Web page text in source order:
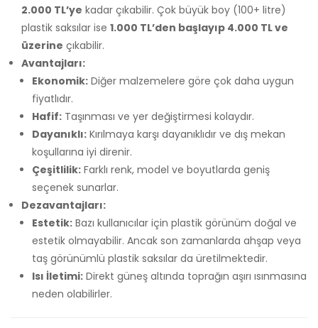
2.000 TL’ye kadar çıkabilir. Çok büyük boy (100+ litre)
plastik saksılar ise 1.000 TL’den başlayıp 4.000 TL ve
üzerine çıkabilir.
Avantajları:
Ekonomik: Diğer malzemelere göre çok daha uygun
fiyatlıdır.
Hafif: Taşınması ve yer değiştirmesi kolaydır.
Dayanıklı: Kırılmaya karşı dayanıklıdır ve dış mekan
koşullarına iyi direnir.
Çeşitlilik: Farklı renk, model ve boyutlarda geniş
seçenek sunarlar.
Dezavantajları:
Estetik: Bazı kullanıcılar için plastik görünüm doğal ve
estetik olmayabilir. Ancak son zamanlarda ahşap veya
taş görünümlü plastik saksılar da üretilmektedir.
Isı İletimi: Direkt güneş altında toprağın aşırı ısınmasına
neden olabilirler.